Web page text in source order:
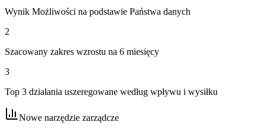
Wynik Możliwości na podstawie Państwa danych
2
Szacowany zakres wzrostu na 6 miesięcy
3
Top 3 działania uszeregowane według wpływu i wysiłku
Nowe narzędzie zarządcze